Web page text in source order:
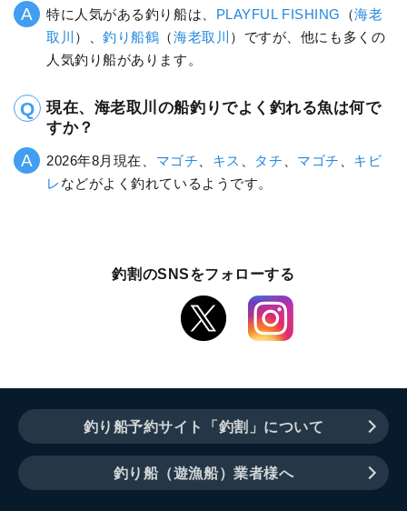
特に人気がある釣り船は、 PLAYFUL FISHING （海老
取川 ）、釣り船鶴 （海老取川 ）ですが、他にも多くの
人気釣り船があります。
現在、海老取川の船釣りでよく釣れる魚は何で
すか？
2026年8月現在、 マゴチ キス タチ マゴチ
キビ
レ などがよく釣れているようです。
釣割のSNSをフォローする
釣り船予約サイト「釣割」について
釣り船（遊漁船）業者様へ